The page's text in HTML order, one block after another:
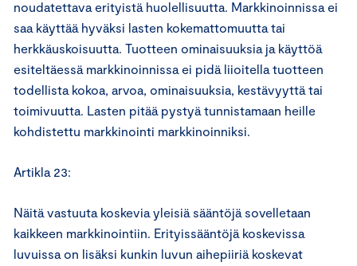
noudatettava erityistä huolellisuutta. Markkinoinnissa ei
saa käyttää hyväksi lasten kokemattomuutta tai
herkkäuskoisuutta. Tuotteen ominaisuuksia ja käyttöä
esiteltäessä markkinoinnissa ei pidä liioitella tuotteen
todellista kokoa, arvoa, ominaisuuksia, kestävyyttä tai
toimivuutta. Lasten pitää pystyä tunnistamaan heille
kohdistettu markkinointi markkinoinniksi.
Artikla 23:
Näitä vastuuta koskevia yleisiä sääntöjä sovelletaan
kaikkeen markkinointiin. Erityissääntöjä koskevissa
luvuissa on lisäksi kunkin luvun aihepiiriä koskevat